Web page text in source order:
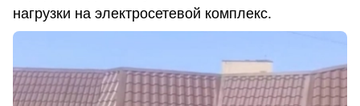
нагрузки на электросетевой комплекс.